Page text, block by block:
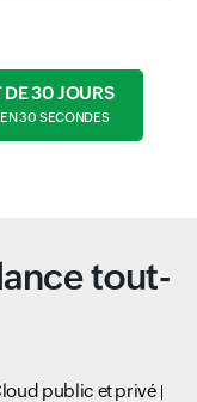
30 JOURS
30 SECONDES
tout-
public et privé